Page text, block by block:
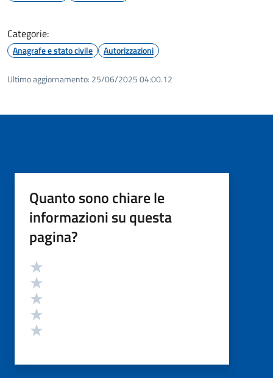
Categorie:
Anagrafe e stato civile Autorizzazioni
Ultimo aggiornamento: 25/06/2025 04:00.12
Quanto sono chiare le
informazioni su questa
pagina?
Valutazione